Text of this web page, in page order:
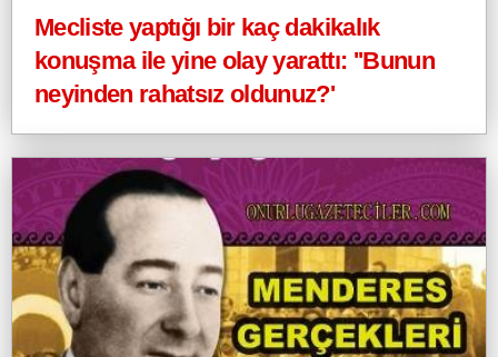
Mecliste yaptığı bir kaç dakikalık
konuşma ile yine olay yarattı: ''Bunun
neyinden rahatsız oldunuz?'